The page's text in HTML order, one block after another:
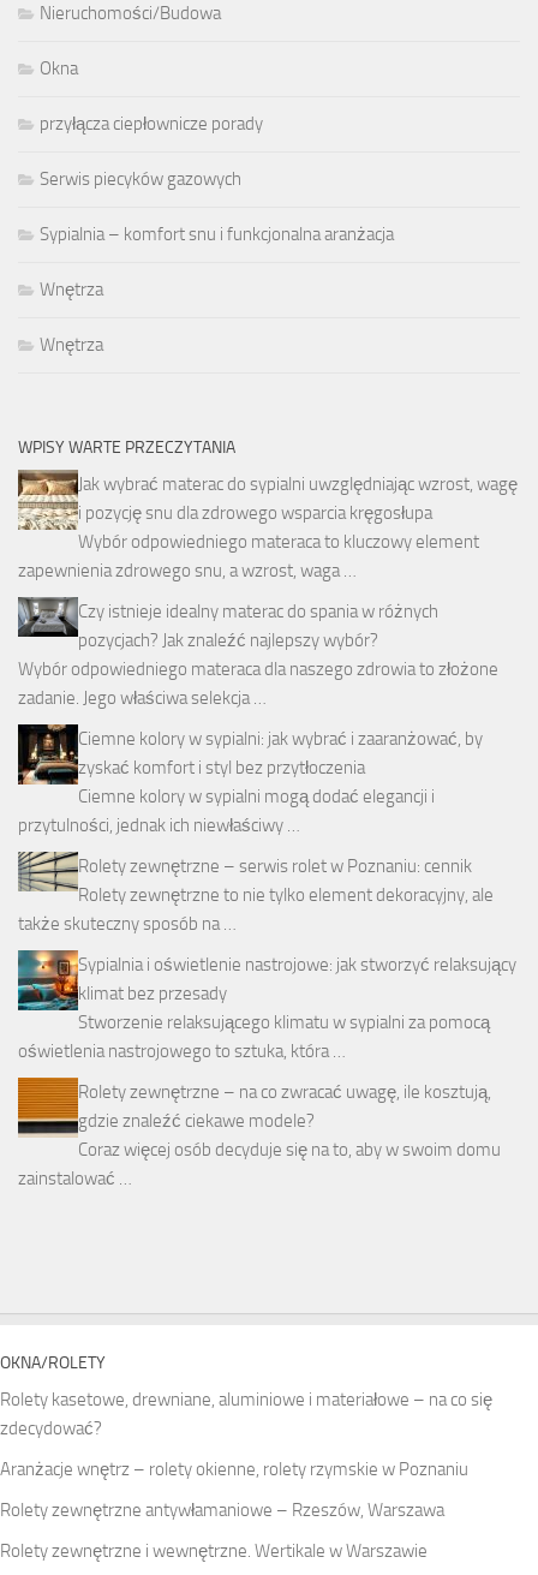
Nieruchomości/Budowa
Okna
przyłącza ciepłownicze porady
Serwis piecyków gazowych
Sypialnia – komfort snu i funkcjonalna aranżacja
Wnętrza
Wnętrza
WPISY WARTE PRZECZYTANIA
Jak wybrać materac do sypialni uwzględniając wzrost, wagę
i pozycję snu dla zdrowego wsparcia kręgosłupa
Wybór odpowiedniego materaca to kluczowy element
zapewnienia zdrowego snu, a wzrost, waga …
Czy istnieje idealny materac do spania w różnych
pozycjach? Jak znaleźć najlepszy wybór?
Wybór odpowiedniego materaca dla naszego zdrowia to złożone
zadanie. Jego właściwa selekcja …
Ciemne kolory w sypialni: jak wybrać i zaaranżować, by
zyskać komfort i styl bez przytłoczenia
Ciemne kolory w sypialni mogą dodać elegancji i
przytulności, jednak ich niewłaściwy …
Rolety zewnętrzne – serwis rolet w Poznaniu: cennik
Rolety zewnętrzne to nie tylko element dekoracyjny, ale
także skuteczny sposób na …
Sypialnia i oświetlenie nastrojowe: jak stworzyć relaksujący
klimat bez przesady
Stworzenie relaksującego klimatu w sypialni za pomocą
oświetlenia nastrojowego to sztuka, która …
Rolety zewnętrzne – na co zwracać uwagę, ile kosztują,
gdzie znaleźć ciekawe modele?
Coraz więcej osób decyduje się na to, aby w swoim domu
zainstalować …
OKNA/ROLETY
Rolety kasetowe, drewniane, aluminiowe i materiałowe – na co się
zdecydować?
Aranżacje wnętrz – rolety okienne, rolety rzymskie w Poznaniu
Rolety zewnętrzne antywłamaniowe – Rzeszów, Warszawa
Rolety zewnętrzne i wewnętrzne. Wertikale w Warszawie